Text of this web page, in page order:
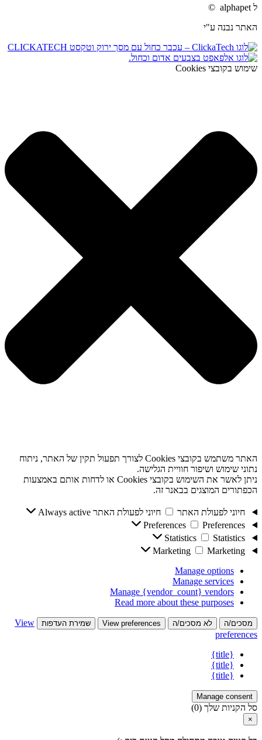
ל alphapet ©
האתר נבנה ע"י
שימוש בקובצי Cookies
האתר משתמש בקובצי Cookies לצורך תפעול תקין של האתר, ניתוח
נתוני שימוש ושיפור חוויית הגלישה.
ניתן לאשר את השימוש בקובצי Cookies או לדחות אותם באמצעות
הכפתורים המוצגים בבאנר זה.
חיוני לפעולת האתר חיוני לפעולת האתר Always active
Preferences
Preferences
Statistics
Statistics
Marketing
Marketing
Manage options
Manage services
Manage {vendor_count} vendors
Read more about these purposes
מסכים/ה לא מסכים/ה View preferences שמירת העדפות
View
preferences
{title}
{title}
{title}
Manage consent
סל הקניות שלך (0)
×